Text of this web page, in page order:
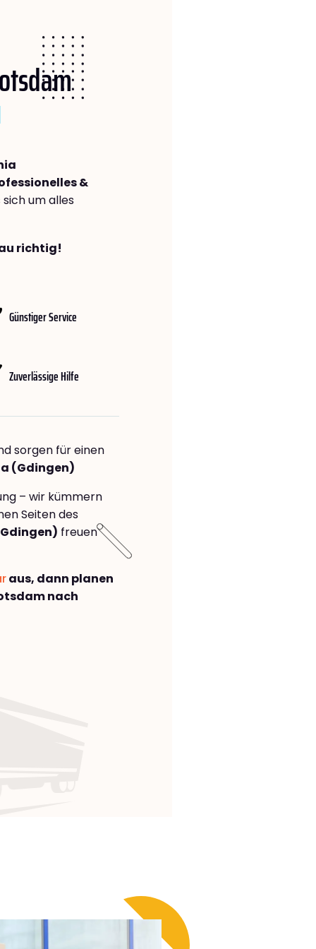
&
sich um alles
richtig!
Günstiger Service
Zuverlässige Hilfe
sorgen für einen
(Gdingen)
– wir kümmern
Seiten des
freuen
aus, dann planen
nach